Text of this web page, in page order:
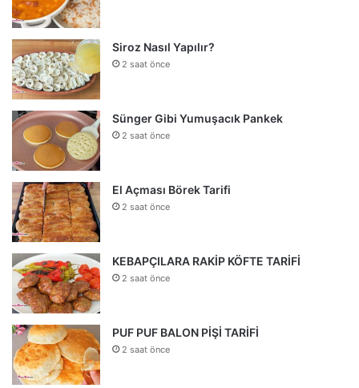
Siroz Nasıl Yapılır?
2 saat önce
Sünger Gibi Yumuşacık Pankek
2 saat önce
El Açması Börek Tarifi
2 saat önce
KEBAPÇILARA RAKİP KÖFTE TARİFİ
2 saat önce
PUF PUF BALON PİŞİ TARİFİ
2 saat önce